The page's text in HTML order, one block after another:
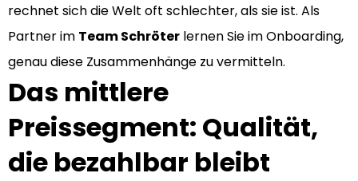
rechnet sich die Welt oft schlechter, als sie ist. Als
Partner im Team Schröter lernen Sie im Onboarding,
genau diese Zusammenhänge zu vermitteln.
Das mittlere
Preissegment: Qualität,
die bezahlbar bleibt